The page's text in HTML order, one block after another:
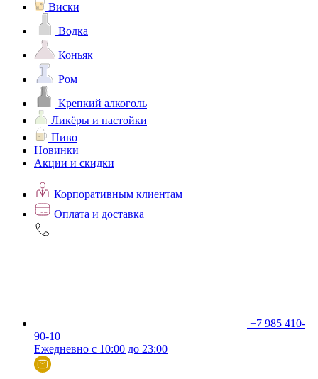
Виски
Водка
Коньяк
Ром
Крепкий алкоголь
Ликёры и настойки
Пиво
Новинки
Акции и скидки
Корпоративным клиентам
Оплата и доставка
+7 985 410-
90-10
Ежедневно с 10:00 до 23:00